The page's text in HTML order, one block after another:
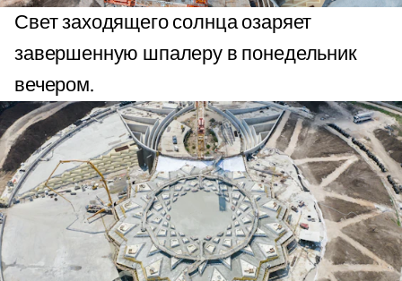
Свет заходящего солнца озаряет
завершенную шпалеру в понедельник
вечером.